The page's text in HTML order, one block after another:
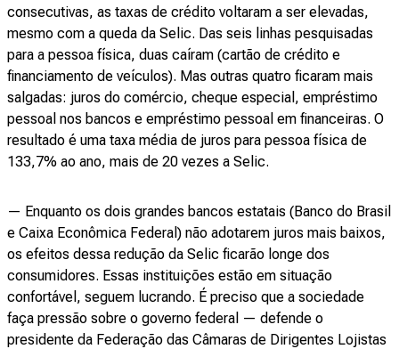
consecutivas, as taxas de crédito voltaram a ser elevadas,
mesmo com a queda da Selic. Das seis linhas pesquisadas
para a pessoa física, duas caíram (cartão de crédito e
financiamento de veículos). Mas outras quatro ficaram mais
salgadas: juros do comércio, cheque especial, empréstimo
pessoal nos bancos e empréstimo pessoal em financeiras. O
resultado é uma taxa média de juros para pessoa física de
133,7% ao ano, mais de 20 vezes a Selic.
— Enquanto os dois grandes bancos estatais (Banco do Brasil
e Caixa Econômica Federal) não adotarem juros mais baixos,
os efeitos dessa redução da Selic ficarão longe dos
consumidores. Essas instituições estão em situação
confortável, seguem lucrando. É preciso que a sociedade
faça pressão sobre o governo federal — defende o
presidente da Federação das Câmaras de Dirigentes Lojistas